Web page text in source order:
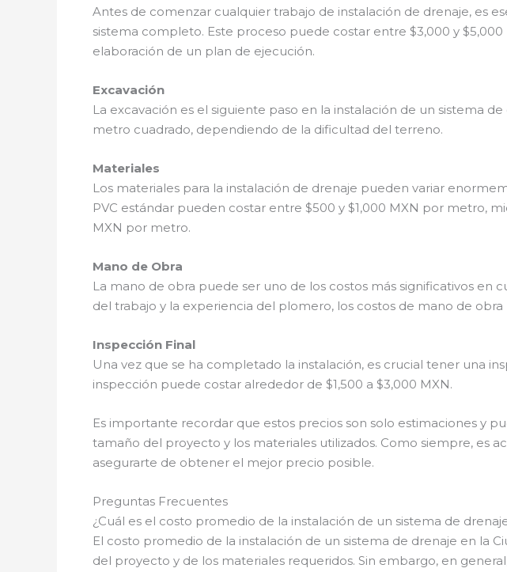
Antes de comenzar cualquier trabajo de instalación de drenaje, es
sistema completo. Este proceso puede costar entre $3,000 y
elaboración de un plan de ejecución.
Excavación
La excavación es el siguiente paso en la instalación de un sistema
metro cuadrado, dependiendo de la dificultad del terreno.
Materiales
Los materiales para la instalación de drenaje pueden variar
PVC estándar pueden costar entre $500 y $1,000 MXN por metro,
MXN por metro.
Mano de Obra
La mano de obra puede ser uno de los costos más significativos
del trabajo y la experiencia del plomero, los costos de mano de
Inspección Final
Una vez que se ha completado la instalación, es crucial tener una
inspección puede costar alrededor de $1,500 a $3,000 MXN.
Es importante recordar que estos precios son solo estimaciones y
tamaño del proyecto y los materiales utilizados. Como siempre, es
asegurarte de obtener el mejor precio posible.
Preguntas Frecuentes
¿Cuál es el costo promedio de la instalación de un sistema de
El costo promedio de la instalación de un sistema de drenaje en la
del proyecto y de los materiales requeridos. Sin embargo, en